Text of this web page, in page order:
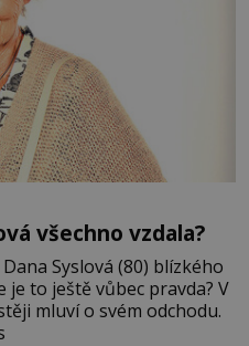
všechno vzdala?
Syslová (80) blízkého
to ještě vůbec pravda? V
mluví o svém odchodu.